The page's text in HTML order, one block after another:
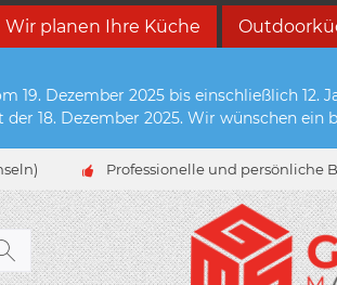
Wir planen Ihre Küche
Dezember 2025 bis einschließlich
18. Dezember 2025. Wir wünschen
Professionelle und persönliche